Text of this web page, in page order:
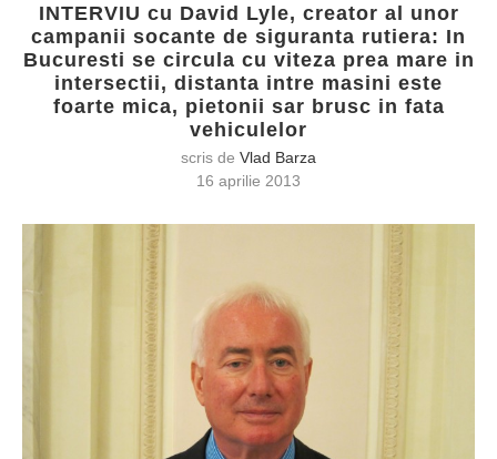
INTERVIU cu David Lyle, creator al unor
campanii socante de siguranta rutiera: In
Bucuresti se circula cu viteza prea mare in
intersectii, distanta intre masini este
foarte mica, pietonii sar brusc in fata
vehiculelor
scris de Vlad Barza
16 aprilie 2013